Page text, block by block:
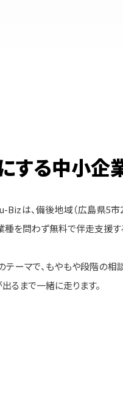
する中小企
は、備後地域（広島県5市
種を問わず無料で伴走支援す
テーマで、もやもや段階の
るまで一緒に走ります。